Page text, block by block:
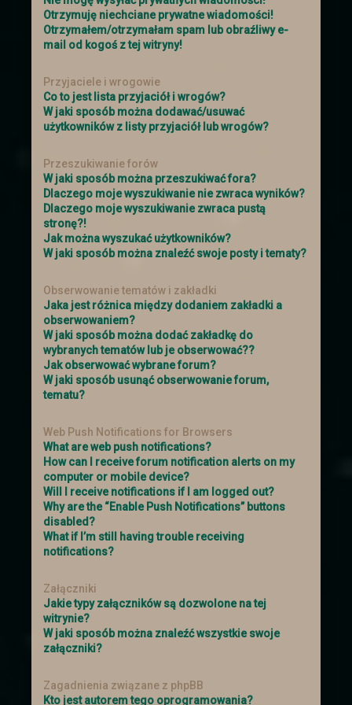
Wszystkiego dobrego z okazji Mikołajek
i witamy z powrotem!
Zapraszamy do Aktualizacji
Dzień kobiet
Paniom wszystkiego najlepszego z
okazji Waszego święta. Niech Los Wam
sprzyja.
Walentynki
14 lutego odbędzie się bal
przedstawiające figurę szachową lub
kartę.
Loteria i aktualizacja
Kolejna szansa na zdobycie losu na
loterię. Tkacz Losu do końca dnia (12.02)
czeka na zdjęcia tego jak świętowaliście
wiadomości od Tkacza i w
Aktualizacjach
Zmiany w regulaminie
DoRegulaminu Gry
19 dotyczący dodatkowych awatarów.
→ A może hasło na pokój prywatny?
→Cross Cityodbudowuje się po ataku
Otrzymuję niechciane prywatne wiadomości!
Otrzymałem/otrzymałam spam lub obraźliwy e-
mail od kogoś z tej witryny!
Przyjaciele i wrogowie
Co to jest lista przyjaciół i wrogów?
W jaki sposób można dodawać/usuwać
użytkowników z listy przyjaciół lub wrogów?
Przeszukiwanie forów
W jaki sposób można przeszukiwać fora?
Dlaczego moje wyszukiwanie nie zwraca wyników?
Dlaczego moje wyszukiwanie zwraca pustą
stronę?!
Jak można wyszukać użytkowników?
W jaki sposób można znaleźć swoje posty i tematy?
Obserwowanie tematów i zakładki
Jaka jest różnica między dodaniem zakładki a
obserwowaniem?
W jaki sposób można dodać zakładkę do
wybranych tematów lub je obserwować??
Jak obserwować wybrane forum?
W jaki sposób usunąć obserwowanie forum,
tematu?
Web Push Notifications for Browsers
What are web push notifications?
How can I receive forum notification alerts on my
computer or mobile device?
Will I receive notifications if I am logged out?
Why are the “Enable Push Notifications” buttons
disabled?
What if I’m still having trouble receiving
notifications?
Załączniki
Jakie typy załączników są dozwolone na tej
witrynie?
W jaki sposób można znaleźć wszystkie swoje
załączniki?
Zagadnienia związane z phpBB
Kto jest autorem tego oprogramowania?